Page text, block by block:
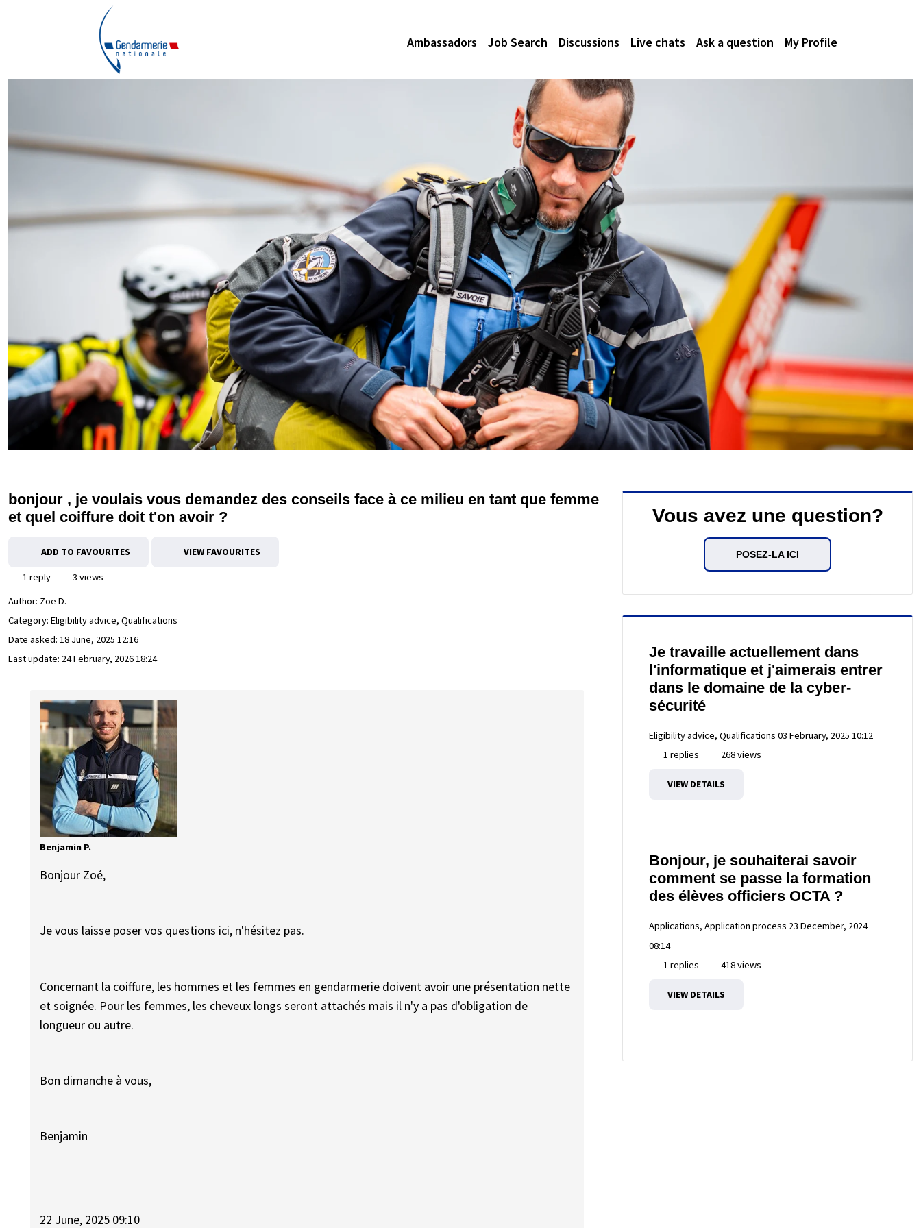
Ambassadors Job Search Discussions Live chats Ask a question My Profile
bonjour , je voulais vous demandez des conseils face à ce milieu en tant que femme
et quel coiffure doit t'on avoir ?
ADD TO FAVOURITES VIEW FAVOURITES
1 reply
3 views
Author: Zoe D.
Category: Eligibility advice, Qualifications
Date asked: 18 June, 2025 12:16
Last update: 24 February, 2026 18:24
Benjamin P.
Bonjour Zoé,
Je vous laisse poser vos questions ici, n'hésitez pas.
Concernant la coiffure, les hommes et les femmes en gendarmerie doivent avoir une présentation nette
et soignée. Pour les femmes, les cheveux longs seront attachés mais il n'y a pas d'obligation de
longueur ou autre.
Bon dimanche à vous,
Benjamin
22 June, 2025 09:10
Vous avez une question?
POSEZ-LA ICI
Je travaille actuellement dans
l'informatique et j'aimerais entrer
dans le domaine de la cyber-
sécurité
Eligibility advice, Qualifications 03 February, 2025 10:12
1 replies
268 views
VIEW DETAILS
Bonjour, je souhaiterai savoir
comment se passe la formation
des élèves officiers OCTA ?
Applications, Application process 23 December, 2024
08:14
1 replies
418 views
VIEW DETAILS